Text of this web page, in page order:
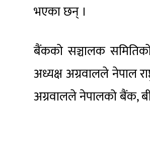
भएका छन् ।
बैंकको सञ्चालक
अध्यक्ष अग्रवालले नेपाल
अग्रवालले नेपालको बैंक,